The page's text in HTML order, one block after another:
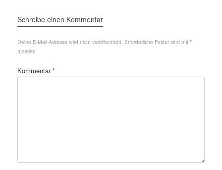
Schreibe einen Kommentar
Deine E-Mail-Adresse wird nicht veröffentlicht. Erforderliche Felder sind mit *
markiert
Kommentar*